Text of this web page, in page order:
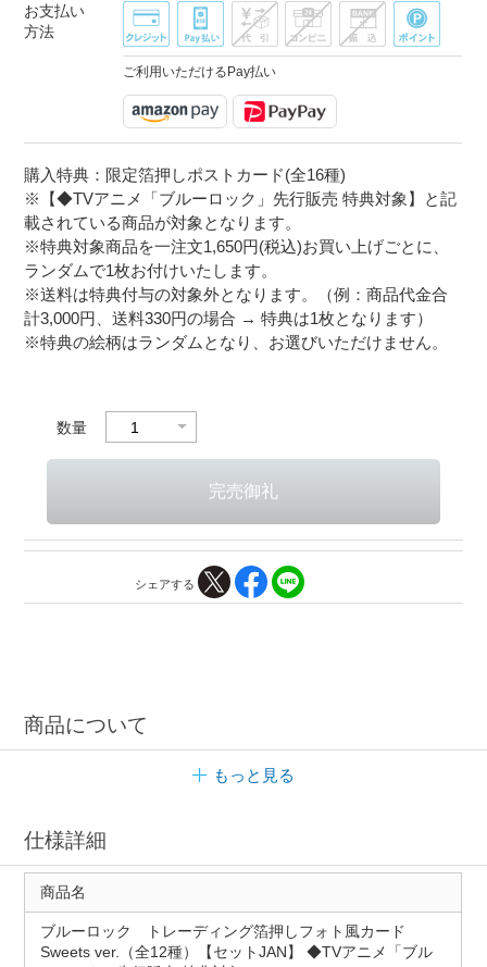
お支払い
方法
ご利用いただけるPay払い
購入特典：限定箔押しポストカード(全16種)
※【◆TVアニメ「ブルーロック」先行販売 特典対象】と記
載されている商品が対象となります。
※特典対象商品を一注文1,650円(税込)お買い上げごとに、
ランダムで1枚お付けいたします。
※送料は特典付与の対象外となります。（例：商品代金合
計3,000円、送料330円の場合 → 特典は1枚となります）
※特典の絵柄はランダムとなり、お選びいただけません。
数量
シェアする
商品について
もっと見る
仕様詳細
商品名
ブルーロック トレーディング箔押しフォト風カード
Sweets ver.（全12種）【セットJAN】 ◆TVアニメ「ブル